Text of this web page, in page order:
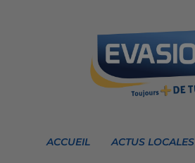
ACCUEIL ACTUS LOCALES